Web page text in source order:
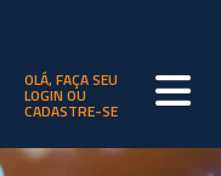
OLÁ, FAÇA SEU
LOGIN OU
CADASTRE-SE